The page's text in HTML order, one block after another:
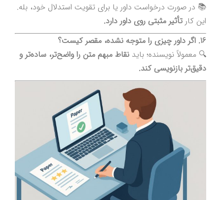
📚 در صورت درخواست داور یا برای تقویت استدلال خود، بله.
این کار تأثیر مثبتی روی داور دارد.
16. اگر داور چیزی را متوجه نشده، مقصر کیست؟
🔍 معمولاً نویسنده؛ باید نقاط مبهم متن را واضح‌تر، ساده‌تر و
دقیق‌تر بازنویسی کند.